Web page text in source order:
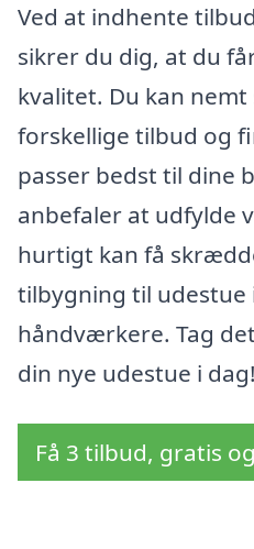
Ved at indhente
sikrer du dig, at du
kvalitet. Du kan
forskellige tilbud og
passer bedst til dine
anbefaler at udfylde
hurtigt kan få
tilbygning til udestue
håndværkere. Tag
din nye udestue i dag!
Få 3 tilbud, gratis